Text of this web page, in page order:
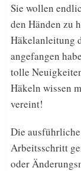
Sie wollen
den Händen zu
Häkelanleitung
angefangen
tolle
Häkeln wissen
vereint!
Die
Arbeitsschritt
oder